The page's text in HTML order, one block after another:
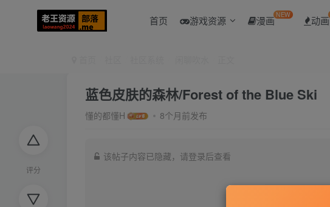
首页 游戏资源 漫画NEW 动画
评分
蓝色皮肤的森林/Forest of the Blue Ski
懂的都懂H 8个月前发布
该帖子内容已隐藏，请登录后查看